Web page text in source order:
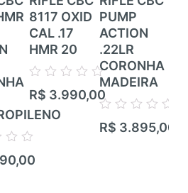
8117 OXID
CAL .17
HMR 20
Avaliação
0
de
5
R$ 3.990,00
PUMP
ACTION
.22LR
CORONHA
MADEIRA
Avaliação
0
R$ 3.895,00